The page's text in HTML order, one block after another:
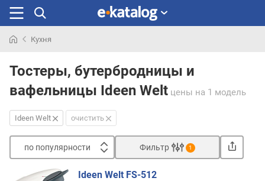
раньше
Кухня
Тостеры, бутербродницы и
вафельницы Ideen Welt цены на 1 модель
Ideen Welt очистить
по популярности Фильтр 1
Ideen Welt FS-512